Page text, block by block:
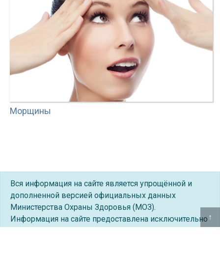
Морщины
Вся информация на сайте является упрощённой и
дополненной версией официальных данных
Министерства Охраны Здоровья (МОЗ).
Информация на сайте предоставлена исключительно ↑